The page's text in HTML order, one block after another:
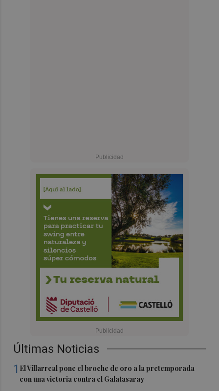
Últimas Noticias
1 El Villarreal pone el broche de oro a la pretemporada
con una victoria contra el Galatasaray